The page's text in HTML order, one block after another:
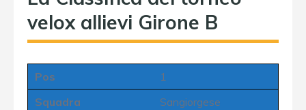
velox allievi Girone B
Pos
1
Squadra
Sangiorgese